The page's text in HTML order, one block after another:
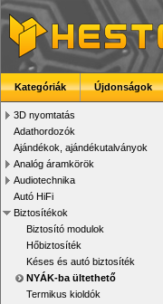
Kategóriák Újdonságok
3D nyomtatás
Adathordozók
Ajándékok, ajándékutalványok
Analóg áramkörök
Audiotechnika
Autó HiFi
Biztosítékok
Biztosító modulok
Hőbiztosíték
Késes és autó biztosíték
NYÁK-ba ültethető
Termikus kioldók